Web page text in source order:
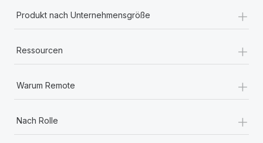
Produkt nach Unternehmensgröße +
Ressourcen +
Warum Remote +
Nach Rolle +